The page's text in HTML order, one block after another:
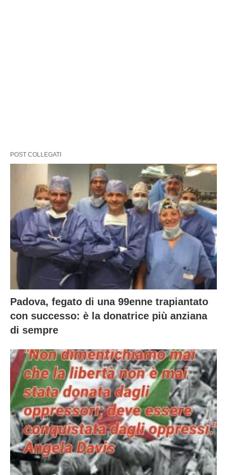
POST COLLEGATI
Padova, fegato di una 99enne trapiantato
con successo: è la donatrice più anziana
di sempre